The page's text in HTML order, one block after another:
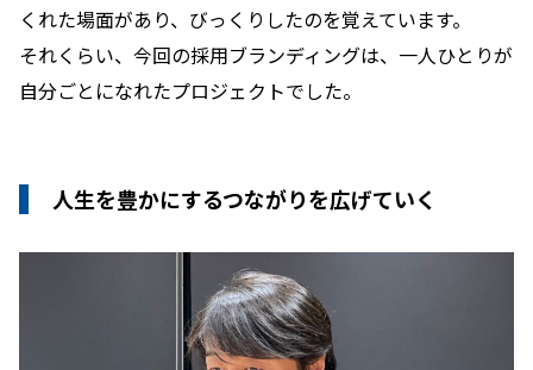
くれた場面があり、びっくりしたのを覚えています。
それくらい、今回の採用ブランディングは、一人ひとりが
自分ごとになれたプロジェクトでした。
人生を豊かにするつながりを広げていく